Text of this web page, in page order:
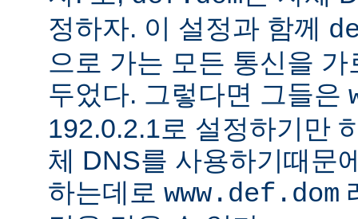
정하자. 이 설정과 함께
으로 가는 모든 통신을
두었다. 그렇다면 그들은
192.0.2.1로 설정하기만
체 DNS를 사용하기때문
하는데로 www.def.dom